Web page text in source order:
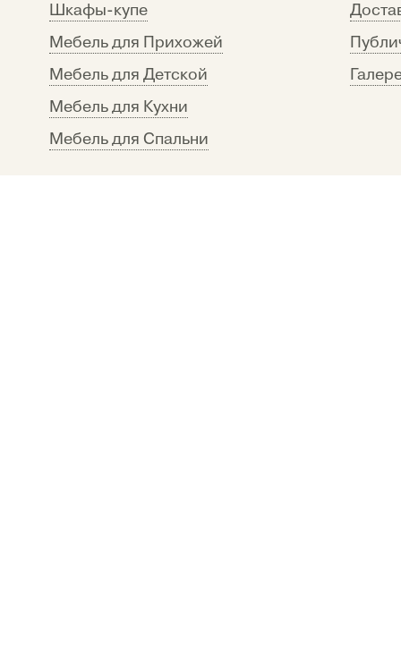
Шкафы-купе
Мебель для Прихожей
Мебель для Детской
Мебель для Кухни
Мебель для Спальни